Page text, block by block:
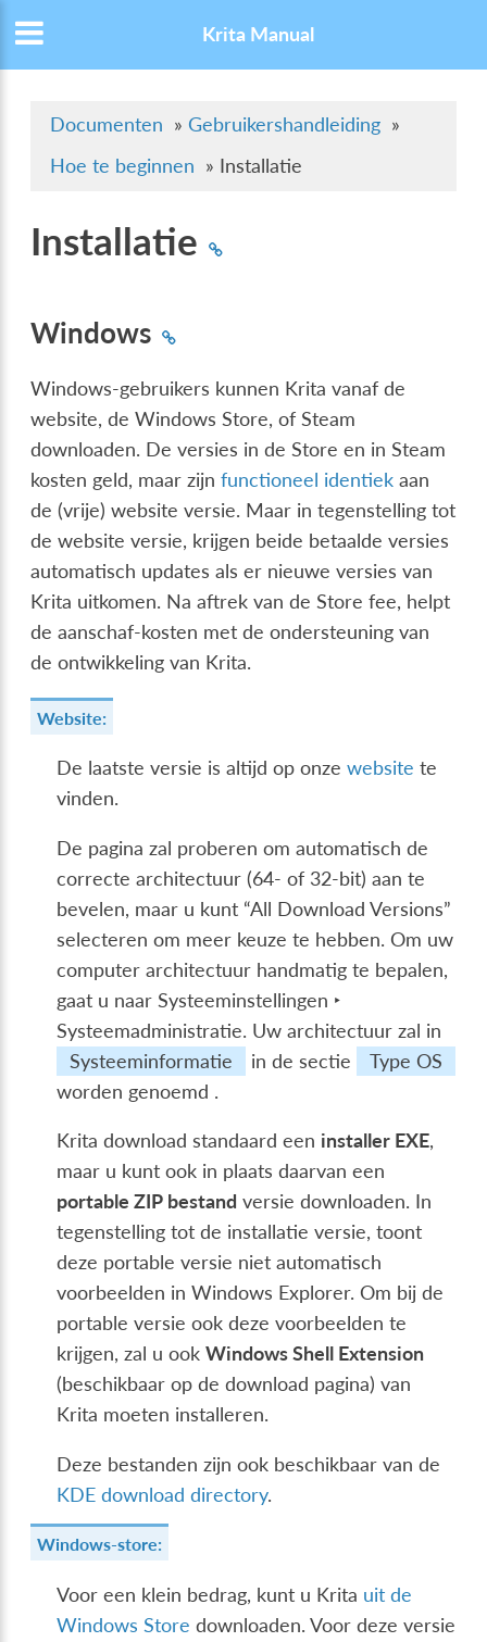
Krita Manual
Documenten » Gebruikershandleiding »
Hoe te beginnen » Installatie
Installatie
Windows
Windows-gebruikers kunnen Krita vanaf de
website, de Windows Store, of Steam
downloaden. De versies in de Store en in Steam
kosten geld, maar zijnfunctioneel identiek aan
de (vrije) website versie. Maar in tegenstelling tot
de website versie, krijgen beide betaalde versies
automatisch updates als er nieuwe versies van
Krita uitkomen. Na aftrek van de Store fee, helpt
de aanschaf-kosten met de ondersteuning van
de ontwikkeling van Krita.
Website:
De laatste versie is altijd op onzewebsite te
vinden.
De pagina zal proberen om automatisch de
correcte architectuur (64- of 32-bit) aan te
bevelen, maar u kunt “All Download Versions”
selecteren om meer keuze te hebben. Om uw
computer architectuur handmatig te bepalen,
gaat u naarSysteeminstellingen ‣
Systeemadministratie. Uw architectuur zal in
Systeeminformatie
in de sectie
Type OS
worden genoemd .
Krita download standaard een installer EXE,
maar u kunt ook in plaats daarvan een
portable ZIP bestand versie downloaden. In
tegenstelling tot de installatie versie, toont
deze portable versie niet automatisch
voorbeelden in Windows Explorer. Om bij de
portable versie ook deze voorbeelden te
krijgen, zal u ookWindows Shell Extension
(beschikbaar op de download pagina) van
Krita moeten installeren.
Deze bestanden zijn ook beschikbaar van de
KDE download directory.
Windows-store:
Voor een klein bedrag, kunt u Krita uit de
Windows Store downloaden. Voor deze versie